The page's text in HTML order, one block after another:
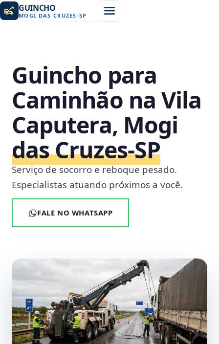
GUINCHO
MOGI DAS CRUZES-SP
Guincho para
Caminhão na Vila
Caputera, Mogi
das Cruzes‑SP
Serviço de socorro e reboque pesado.
Especialistas atuando próximos a você.
FALE NO WHATSAPP